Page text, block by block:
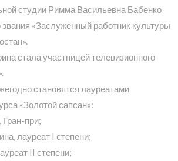
студии Римма Васильевна Бабенко
«Заслуженный работник культуры
стала участницей телевизионного
становятся лауреатами
«Золотой сапсан»:
при;
лауреат I степени;
II степени;